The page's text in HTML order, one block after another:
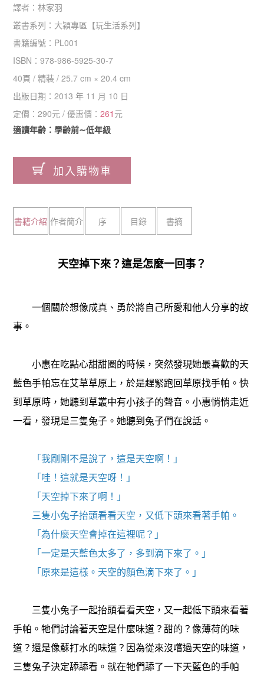
譯者：林家羽
叢書系列： 大穎專區 【玩生活系列】
書籍編號： PL001
ISBN：978-986-5925-30-7
40頁 /精裝 /25.7 cm × 20.4 cm
出版日期：2013 年 11 月 10 日
定價：290元 / 優惠價：261 元
適讀年齡：學齡前∼低年級
加入購物車
書籍介紹 作者簡介 序 目錄 書摘
天空掉下來？這是怎麼一回事？
一個關於想像成真、勇於將自己所愛和他人分享的故
事。
小惠在吃點心甜甜圈的時候，突然發現她最喜歡的天
藍色手帕忘在艾草草原上，於是趕緊跑回草原找手帕。快
到草原時，她聽到草叢中有小孩子的聲音。小惠悄悄走近
一看，發現是三隻兔子。她聽到兔子們在說話。
「我剛剛不是說了，這是天空啊！」
「哇！這就是天空呀！」
「天空掉下來了啊！」
三隻小兔子抬頭看看天空，又低下頭來看著手帕。
「為什麼天空會掉在這裡呢？」
「一定是天藍色太多了，多到滴下來了。」
「原來是這樣。天空的顏色滴下來了。」
三隻小兔子一起抬頭看看天空，又一起低下頭來看著
手帕。牠們討論著天空是什麼味道？甜的？像薄荷的味
道？還是像蘇打水的味道？因為從來沒嚐過天空的味道，
三隻兔子決定舔舔看。就在牠們舔了一下天藍色的手帕